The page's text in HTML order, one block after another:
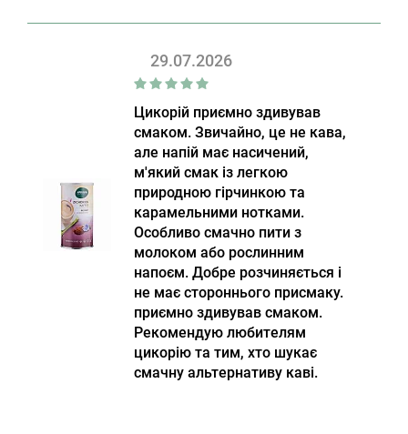
29.07.2026
Цикорій приємно здивував
смаком. Звичайно, це не кава,
але напій має насичений,
м'який смак із легкою
природною гірчинкою та
карамельними нотками.
Особливо смачно пити з
молоком або рослинним
напоєм. Добре розчиняється і
не має стороннього присмаку.
приємно здивував смаком.
Рекомендую любителям
цикорію та тим, хто шукає
смачну альтернативу каві.